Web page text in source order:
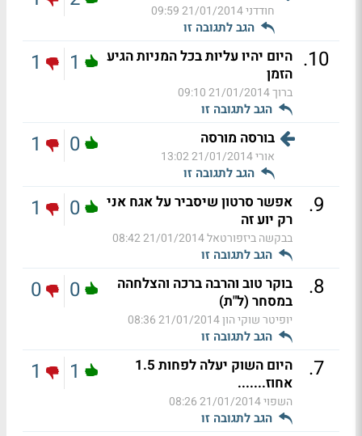
חודדני21/01/2014 09:59
הגב לתגובה זו
10
. היום יהיו עליות בכל המניות הגיע
הזמן
ברוך21/01/2014 09:10
הגב לתגובה זו
1
1
בורסה מורסה
אורי21/01/2014 13:02
הגב לתגובה זו
0
1
9
.
אפשר סרטון שיסביר על אגח אני
רק יוע זה
בבקשה ביזפורטאל21/01/2014 08:42
הגב לתגובה זו
0
1
8
.
בוקר טוב והרבה ברכה והצלחהה
במסחר (ל"ת)
יופיטר שוקי הון21/01/2014 08:36
הגב לתגובה זו
0
0
7
.
היום השוק יעלה לפחות 1.5
אחוז.......
השפוי21/01/2014 08:26
הגב לתגובה זו
1
1